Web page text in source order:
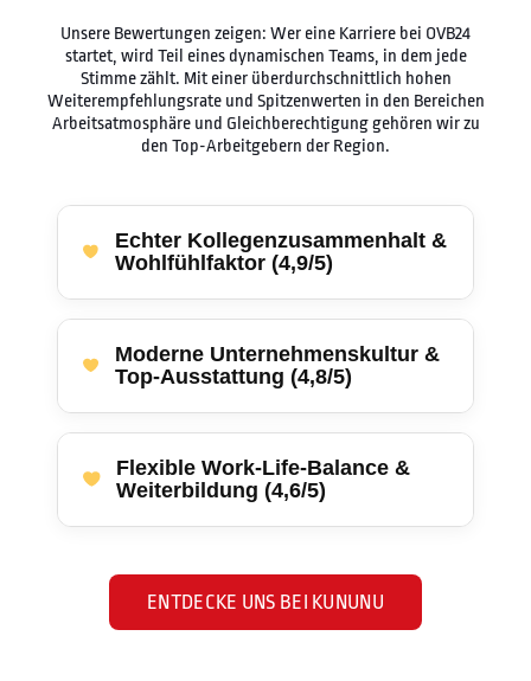
Unsere Bewertungen zeigen: Wer eine Karriere bei OVB24
startet, wird Teil eines dynamischen Teams, in dem jede
Stimme zählt. Mit einer überdurchschnittlich hohen
Weiterempfehlungsrate und Spitzenwerten in den Bereichen
Arbeitsatmosphäre und Gleichberechtigung gehören wir zu
den Top-Arbeitgebern der Region.
Echter Kollegenzusammenhalt &
Wohlfühlfaktor (4,9/5)
Moderne Unternehmenskultur &
Top-Ausstattung (4,8/5)
Flexible Work-Life-Balance &
Weiterbildung (4,6/5)
ENTDECKE UNS BEI KUNUNU